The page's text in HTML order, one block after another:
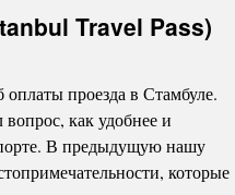
Travel Pass)
проезда в Стамбуле.
вопрос, как удобнее и
В предыдущую нашу
которые